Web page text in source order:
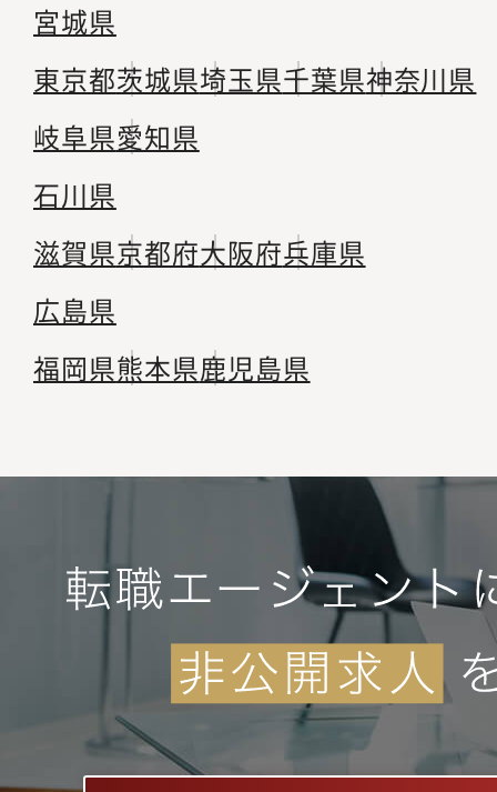
宮城県
東京都茨城県埼玉県千葉県神奈川県
岐阜県愛知県
石川県
滋賀県京都府大阪府兵庫県
広島県
福岡県熊本県鹿児島県